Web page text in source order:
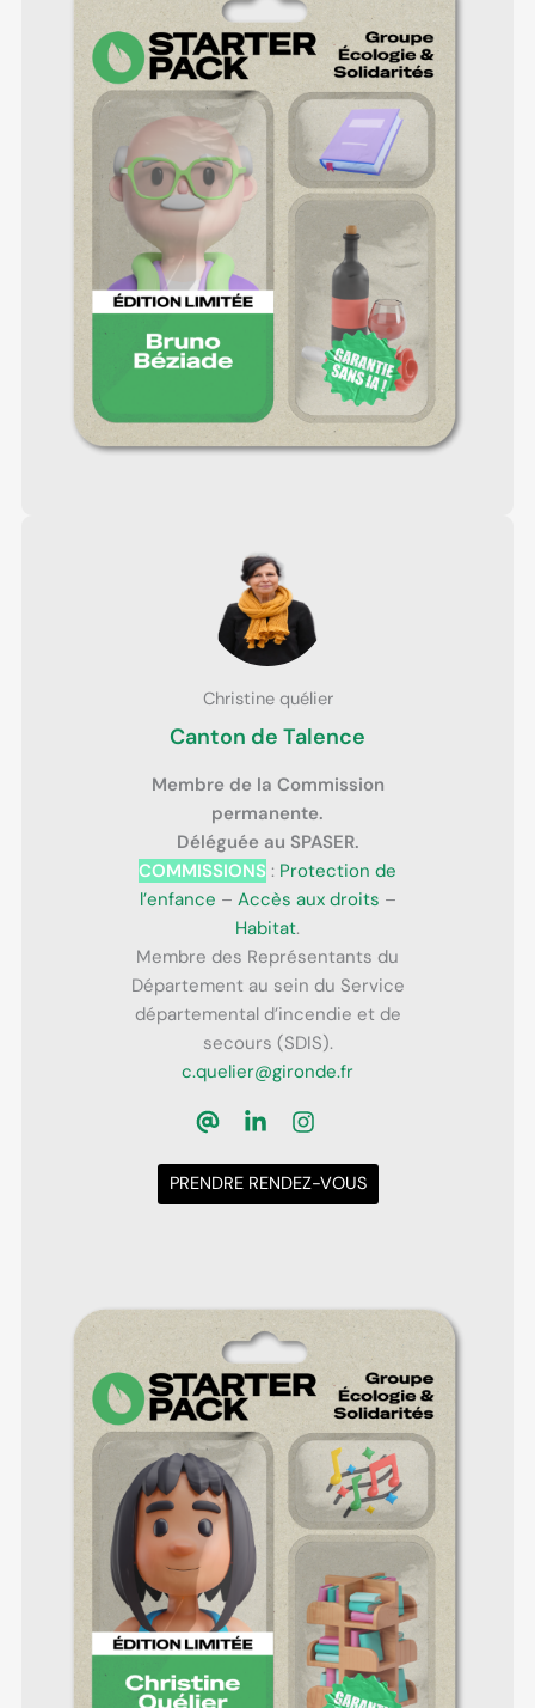
Christine quélier
Canton de Talence
Membre de la Commission
permanente.
Déléguée au SPASER.
COMMISSIONS : Protection de
l’enfance – Accès aux droits –
Habitat.
Membre des Représentants du
Département au sein du Service
départemental d’incendie et de
secours (SDIS).
c.quelier@gironde.fr
PRENDRE RENDEZ-VOUS